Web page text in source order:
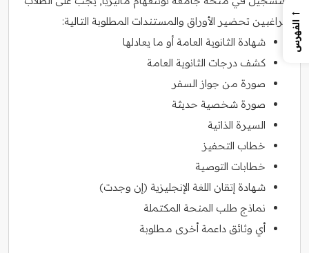
الراغبين تحضير الأوراق والمستندات المطلوبة التالية:
شهادة الثانوية العامة أو ما يعادلها
كشف درجات الثانوية العامة
صورة من جواز السفر
صورة شخصية حديثة
السيرة الذاتية
خطاب التحفيز
خطابات التوصية
شهادة إتقان اللغة الإنجليزية (إن وجدت)
نماذج طلب المنحة المكتملة
أي وثائق داعمة أخرى مطلوبة
←
الفهرس